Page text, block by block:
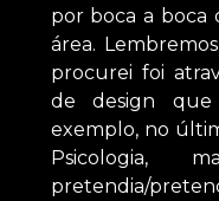
por boca a boca
área.
procurei foi
de design
exemplo, no
Psicologia,
pretendia/